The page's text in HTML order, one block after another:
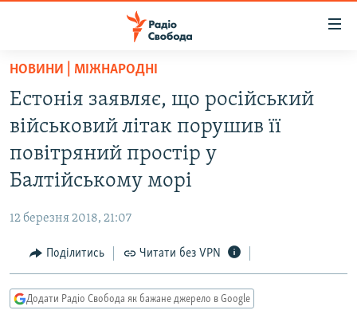
Перейти
основного
матеріалу
Перейти
до
основної
Перейти
пошуку
СТАТТІ
ПОЛІТИКА
СУСПІЛЬСТВО
КУЛЬТУРА
СПОРТ
ВІЙНА
ДОНБАС.РЕАЛІЇ
КРИМ.РЕАЛІЇ
ТИ ЯК?
НОВИНИ | МІЖНАРОДНІ
Естонія заявляє, що російський
військовий літак порушив її
повітряний простір у
Балтійському морі
12 березня 2018, 21:07
Поділитись Читати без VPN
Додати Радіо Свобода як бажане джерело в Google